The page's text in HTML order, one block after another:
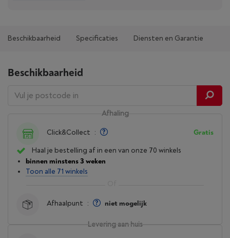
Beschikbaarheid Specificaties Diensten en Garantie
Beschikbaarheid
Levering aan huis
Afhaling
Click&Collect : Gratis
Haal je bestelling af in een van onze 70 winkels
binnen minstens 3 weken
Toon alle 71 winkels
Afhaalpunt : niet mogelijk